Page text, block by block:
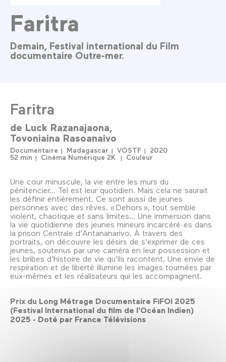
Faritra
Demain, Festival international du Film
documentaire Outre-mer.
Faritra
de Luck Razanajaona
Tovoniaina Rasoanaivo
Documentaire Madagascar VOSTF
2020
52 min
Cinéma Numérique 2K Couleur
Une cour minuscule, la vie entre les murs du
pénitencier… Tel est leur quotidien. Mais cela ne saurait
les définir entièrement. Ce sont aussi de jeunes
personnes avec des rêves. « Dehors », tout semble
violent, chaotique et sans limites… Une immersion dans
la vie quotidienne des jeunes mineurs incarcéré·es dans
la prison Centrale d'Antananarivo. À travers des
portraits, on découvre les désirs de s'exprimer de ces
jeunes, soutenus par une caméra en leur possession et
les bribes d'histoire de vie qu'ils racontent. Une envie de
respiration et de liberté illumine les images tournées par
eux-mêmes et les réalisateurs qui les accompagnent.
Prix du Long Métrage Documentaire FiFOI 2025
(Festival International du film de l'Océan Indien)
2025 - Doté par France Télévisions